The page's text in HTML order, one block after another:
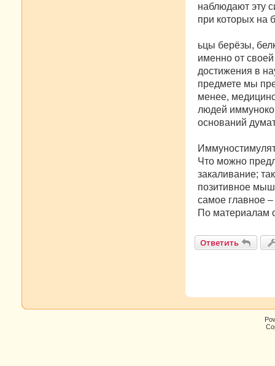
наблюдают эту
при которых на
ьцы берёзы,
именно от
достижения в
предмете мы
менее,
людей
оснований
Что можно
закаливание;
позитивное
самое главное
По материалам
Ответить